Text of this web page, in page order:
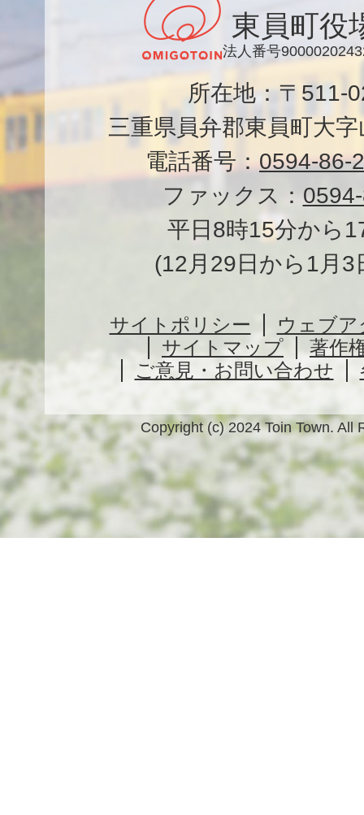
東員町役
法人番号
所在地：〒
三重県員弁郡東員町大
電話番号： 0594-86-
ファックス：
平日8時15分から
(12月29日から1月3
サイトポリシー
ウェブ
サイトマップ
著作
ご意見・お問い合わせ
Copyright (c) 2024 Toin Town. All